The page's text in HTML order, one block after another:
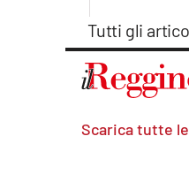
Tutti gli
Scarica tutte